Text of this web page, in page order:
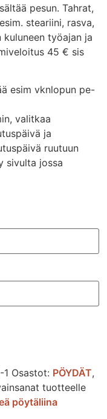
pesun. Tahrat,
steariini, rasva,
työajan ja
45 € sis
esim vknlopun pe-
valitkaa
ja
ruutuun
sivulta jossa
1 Osastot: PÖYDÄT,
tuotteelle
pöytäliina